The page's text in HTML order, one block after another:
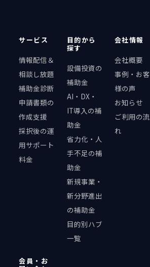
サービス
情報配信＆
相談し放題
補助金診断
申請書類の
作成支援
採択後の運
用サポート
料金
目的から
探す
設備投資の
補助金
AI・DX・
IT導入の補
助金
省力化・人
手不足の補
助金
新規事業・
新分野進出
の補助金
目的別ハブ
一覧
会社情報
会社概要
事例・お客
様の声
お知らせ
ご利用の流
れ
会員・お